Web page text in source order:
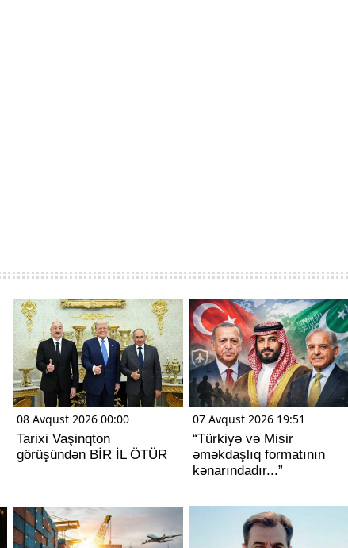
08 Avqust 2026 00:00
Tarixi Vaşinqton
görüşündən BİR İL ÖTÜR
07 Avqust 2026 19:51
“Türkiyə və Misir
əməkdaşlıq formatının
kənarındadır...”